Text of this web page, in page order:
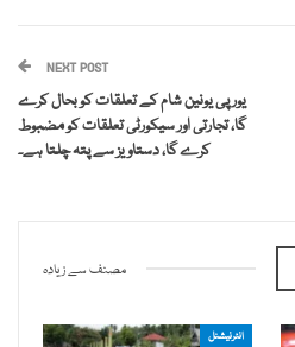
NEXT POST
یورپی یونین شام کے تعلقات کو بحال کرے
گا، تجارتی اور سیکورٹی تعلقات کو مضبوط
کرے گا، دستاویز سے پتہ چلتا ہے۔
مصنف سے زیادہ
انٹرنیشنل